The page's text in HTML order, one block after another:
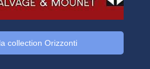
collection Orizzonti